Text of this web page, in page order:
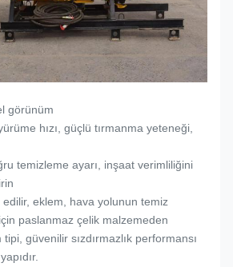
görünüm
hızı, güçlü tırmanma yeteneği,
temizleme ayarı, inşaat verimliliğini
edilir, eklem, hava yolunun temiz
paslanmaz çelik malzemeden
tipi, güvenilir sızdırmazlık performansı